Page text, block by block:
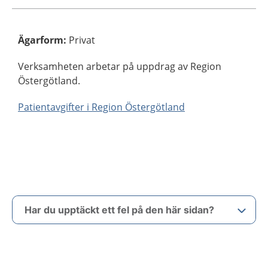
Ägarform: Privat
Verksamheten arbetar på uppdrag av Region
Östergötland.
Patientavgifter i Region Östergötland
Har du upptäckt ett fel på den här sidan?